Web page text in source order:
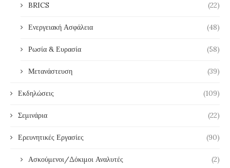
BRICS (22)
Ενεργειακή Ασφάλεια (48)
Ρωσία & Ευρασία (58)
Μετανάστευση (39)
Εκδηλώσεις (109)
Σεμινάρια (22)
Ερευνητικές Εργασίες (90)
Ασκούμενοι/Δόκιμοι Αναλυτές (2)